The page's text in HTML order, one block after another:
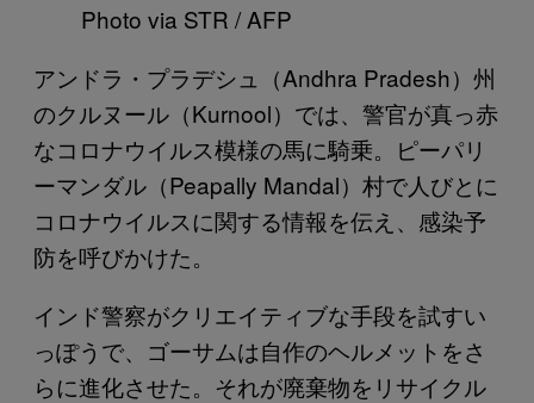
Photo via STR / AFP
アンドラ・プラデシュ（Andhra Pradesh）州
のクルヌール（Kurnool）では、警官が真っ赤
なコロナウイルス模様の馬に騎乗。ピーパリ
ーマンダル（Peapally Mandal）村で人びとに
コロナウイルスに関する情報を伝え、感染予
防を呼びかけた。
インド警察がクリエイティブな手段を試すい
っぽうで、ゴーサムは自作のヘルメットをさ
らに進化させた。それが廃棄物をリサイクル